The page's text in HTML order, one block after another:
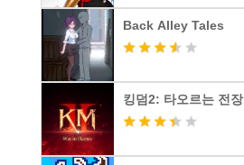
Back Alley Tales
킹덤2: 타오르는 전장